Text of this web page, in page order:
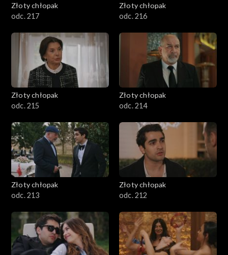
Złoty chłopak
odc. 217
Złoty chłopak
odc. 216
Złoty chłopak
odc. 215
Złoty chłopak
odc. 214
Złoty chłopak
odc. 213
Złoty chłopak
odc. 212